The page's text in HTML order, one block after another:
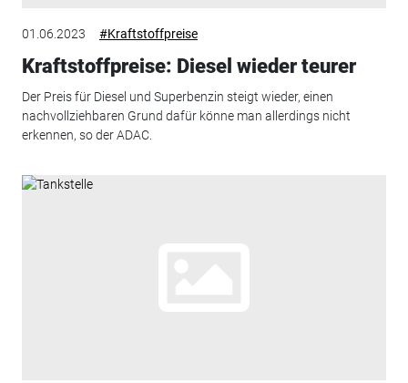
01.06.2023 #Kraftstoffpreise
Kraftstoffpreise: Diesel wieder teurer
Der Preis für Diesel und Superbenzin steigt wieder, einen
nachvollziehbaren Grund dafür könne man allerdings nicht
erkennen, so der ADAC.